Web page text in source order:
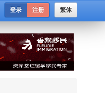
繁体
登录 注册